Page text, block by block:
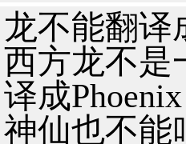
龙不能翻译
西方龙不是
译成
神仙也不能